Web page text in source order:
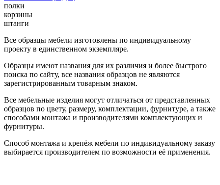
полки
корзины
штанги
Все образцы мебели изготовлены по индивидуальному
проекту в единственном экземпляре.
Образцы имеют названия для их различия и более быстрого
поиска по сайту, все названия образцов не являются
зарегистрированным товарным знаком.
Все мебельные изделия могут отличаться от представленных
образцов по цвету, размеру, комплектации, фурнитуре, а также
способами монтажа и производителями комплектующих и
фурнитуры.
Способ монтажа и крепёж мебели по индивидуальному заказу
выбирается производителем по возможности её применения.